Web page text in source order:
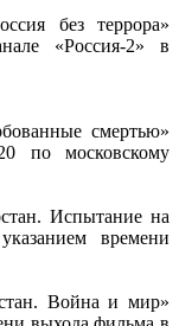
без террора»
«Россия-2» в
смертью»
по московскому
Испытание на
времени
Война и мир»